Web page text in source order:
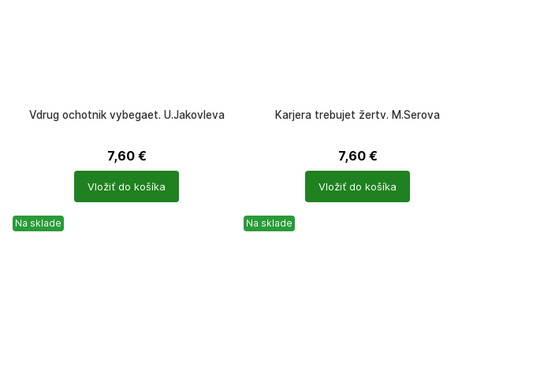
Vdrug ochotnik vybegaet. U.Jakovleva
7,60 €
Vložiť do košíka
Karjera trebujet žertv. M.Serova
7,60 €
Vložiť do košíka
Na sklade Na sklade